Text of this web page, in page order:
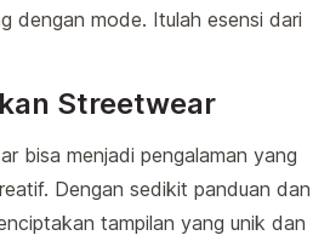
dengan mode. Itulah esensi dari
Streetwear
bisa menjadi pengalaman yang
Dengan sedikit panduan dan
tampilan yang unik dan